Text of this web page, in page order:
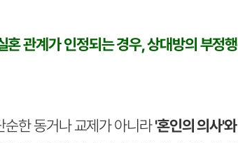
관계가 인정되는 경우, 상대방의 부정
순한 동거나 교제가 아니라'혼인의 의사'